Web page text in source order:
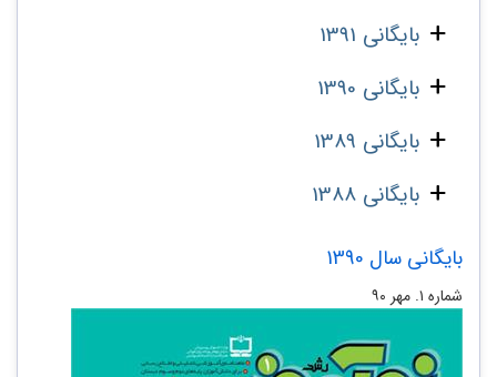
بایگانی 1391
بایگانی 1390
بایگانی 1389
بایگانی 1388
بایگانی سال 1390
شماره‌ ۱. مهر ۹۰